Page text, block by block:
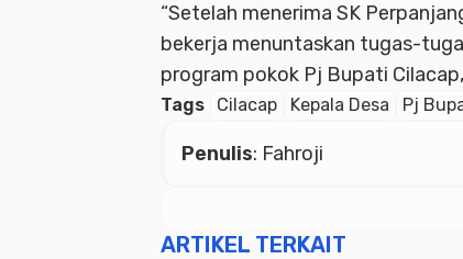
“Setelah menerima SK
bekerja menuntaskan tugas-
program pokok Pj Bupati
Tags Cilacap Kepala Desa Pj
Penulis: Fahroji
ARTIKEL TERKAIT